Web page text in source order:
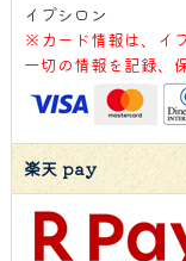
イプシロン
※カード情報は、イ
一切の情報を記録、
楽天 pay